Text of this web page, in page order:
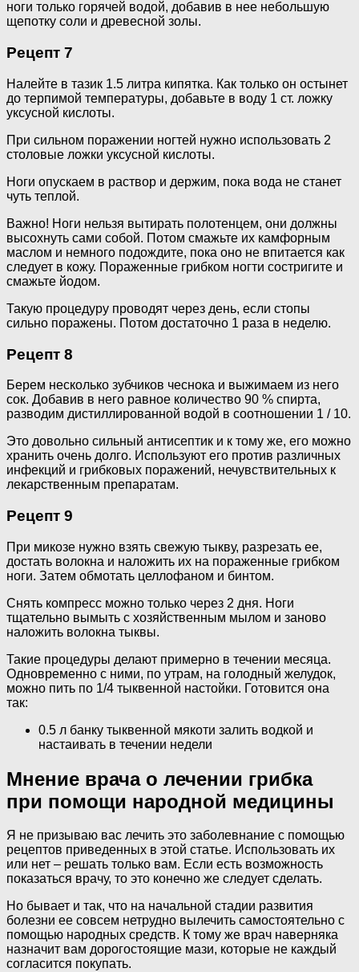
ноги только горячей водой, добавив в нее небольшую
щепотку соли и древесной золы.
Рецепт 7
Налейте в тазик 1.5 литра кипятка. Как только он остынет
до терпимой температуры, добавьте в воду 1 ст. ложку
уксусной кислоты.
При сильном поражении ногтей нужно использовать 2
столовые ложки уксусной кислоты.
Ноги опускаем в раствор и держим, пока вода не станет
чуть теплой.
Важно! Ноги нельзя вытирать полотенцем, они должны
высохнуть сами собой. Потом смажьте их камфорным
маслом и немного подождите, пока оно не впитается как
следует в кожу. Пораженные грибком ногти состригите и
смажьте йодом.
Такую процедуру проводят через день, если стопы
сильно поражены. Потом достаточно 1 раза в неделю.
Рецепт 8
Берем несколько зубчиков чеснока и выжимаем из него
сок. Добавив в него равное количество 90 % спирта,
разводим дистиллированной водой в соотношении 1 / 10.
Это довольно сильный антисептик и к тому же, его можно
хранить очень долго. Используют его против различных
инфекций и грибковых поражений, нечувствительных к
лекарственным препаратам.
Рецепт 9
При микозе нужно взять свежую тыкву, разрезать ее,
достать волокна и наложить их на пораженные грибком
ноги. Затем обмотать целлофаном и бинтом.
Снять компресс можно только через 2 дня. Ноги
тщательно вымыть с хозяйственным мылом и заново
наложить волокна тыквы.
Такие процедуры делают примерно в течении месяца.
Одновременно с ними, по утрам, на голодный желудок,
можно пить по 1/4 тыквенной настойки. Готовится она
так:
0.5 л банку тыквенной мякоти залить водкой и
настаивать в течении недели
Мнение врача о лечении грибка
при помощи народной медицины
Я не призываю вас лечить это заболевнание с помощью
рецептов приведенных в этой статье. Использовать их
или нет – решать только вам. Если есть возможность
показаться врачу, то это конечно же следует сделать.
Но бывает и так, что на начальной стадии развития
болезни ее совсем нетрудно вылечить самостоятельно с
помощью народных средств. К тому же врач наверняка
назначит вам дорогостоящие мази, которые не каждый
согласится покупать.